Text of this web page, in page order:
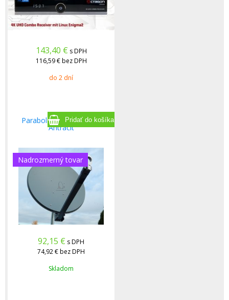
143,40 € s DPH
116,59 € bez DPH
do 2 dní
Parabola Gibertini 85 XP
Antracit
Nadrozmerný tovar
92,15 € s DPH
74,92 €bez DPH
Skladom